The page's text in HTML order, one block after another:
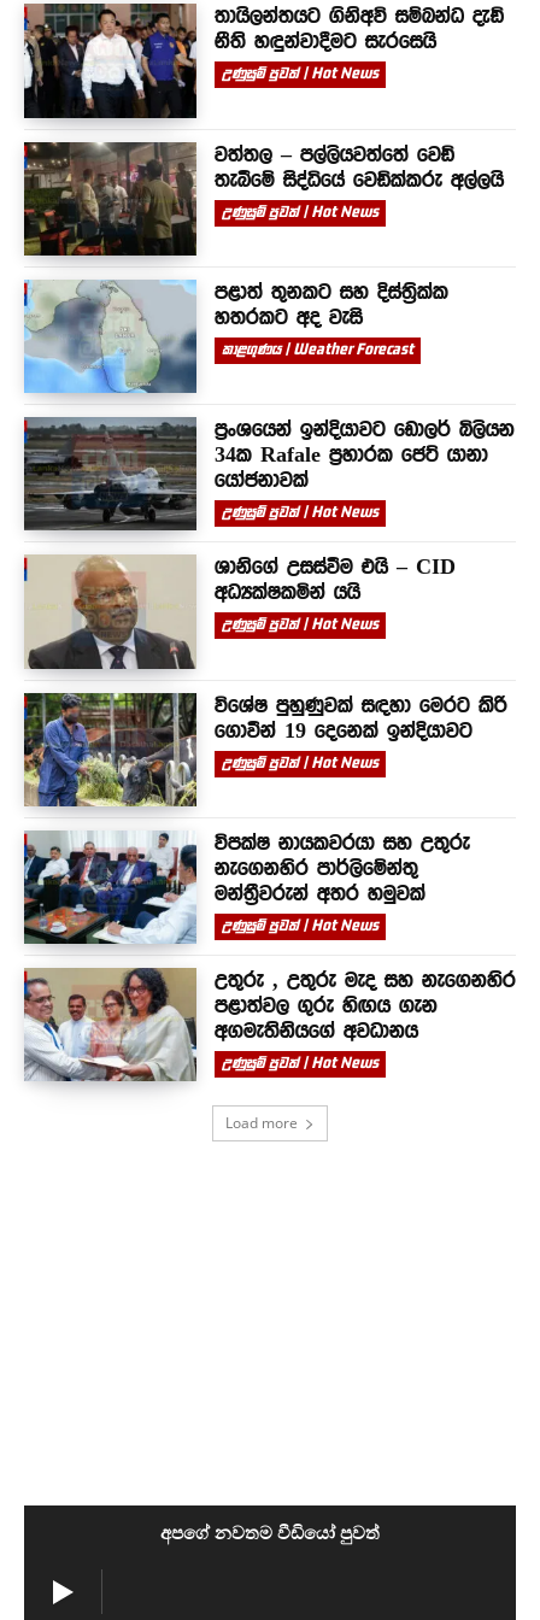
තායිලන්තයට ගිනිඅවි සම්බන්ධ දැඩි
නීති හඳුන්වාදීමට සැරසෙයි
උණුසුම් පුවත් | Hot News
වත්තල – පල්ලියවත්තේ වෙඩි
තැබීමේ සිද්ධියේ වෙඩික්කරු අල්ලයි
උණුසුම් පුවත් | Hot News
පළාත් තුනකට සහ දිස්ත්‍රික්ක
හතරකට අද වැසි
කාළගුණය | Weather Forecast
ප්‍රංශයෙන් ඉන්දියාවට ඩොලර් බිලියන
34ක Rafale ප්‍රහාරක ජෙට් යානා
යෝජනාවක්
උණුසුම් පුවත් | Hot News
ශානිගේ උසස්වීම එයි – CID
අධ්‍යක්ෂකමින් යයි
උණුසුම් පුවත් | Hot News
විශේෂ පුහුණුවක් සඳහා මෙරට කිරි
ගොවීන් 19 දෙනෙක් ඉන්දියාවට
උණුසුම් පුවත් | Hot News
විපක්ෂ නායකවරයා සහ උතුරු
නැගෙනහිර පාර්ලිමේන්තු
මන්ත්‍රීවරුන් අතර හමුවක්
උණුසුම් පුවත් | Hot News
උතුරු , උතුරු මැද සහ නැගෙනහිර
පළාත්වල ගුරු හිඟය ගැන
අගමැතිනියගේ අවධානය
උණුසුම් පුවත් | Hot News
Load more
අපගේ නවතම වීඩියෝ පුවත්